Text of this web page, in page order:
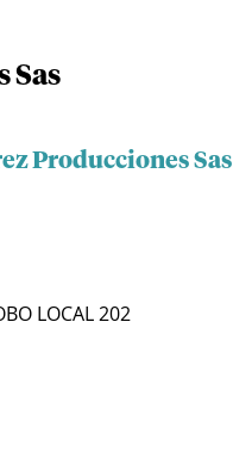
Sas
Producciones Sas
LOCAL 202